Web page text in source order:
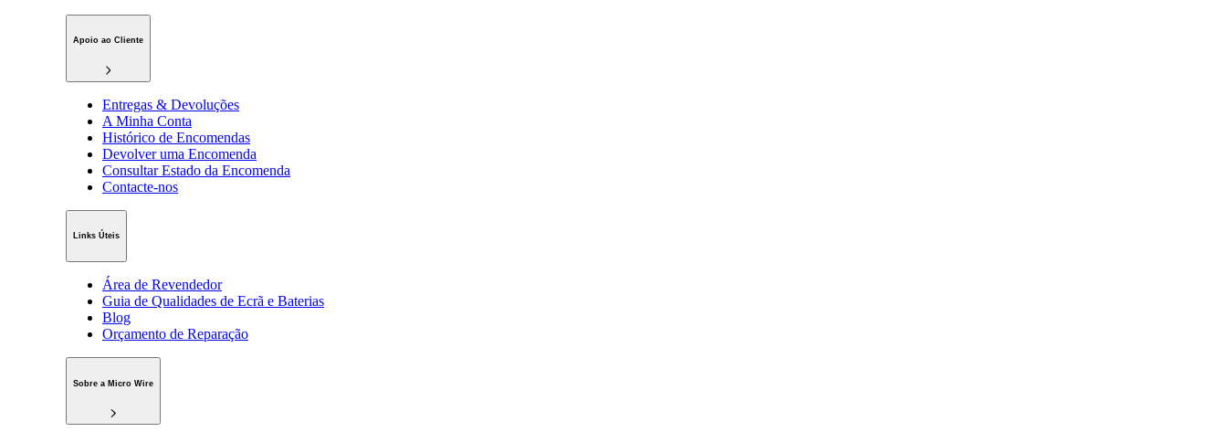
Apoio ao Cliente
Entregas & Devoluções
A Minha Conta
Histórico de Encomendas
Devolver uma Encomenda
Consultar Estado da Encomenda
Contacte-nos
Links Úteis
Área de Revendedor
Guia de Qualidades de Ecrã e Baterias
Blog
Orçamento de Reparação
Sobre a Micro Wire